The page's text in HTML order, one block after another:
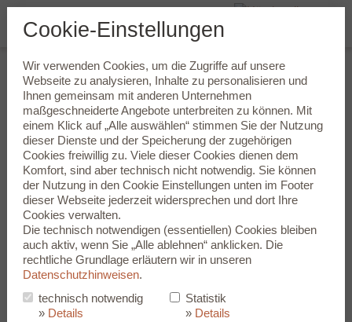
Über Uns
Wir lieben Hören...
Professionelle Hörakustik bedeutet für uns mehr als den
Ausgleich von Hörproblemen. Wir legen besonderen Wert auf
einen umfassenden Service. Für die Beratungsgespräche mit
unseren Kunden nehmen wir uns viel Zeit. Wir hören Ihnen zu.
Dazu kommt ein kostenloser, umfassender Hörtest, der eine
fundierte Grundlage für die Auswahl der passenden Hörgeräte
bietet. Wählen Sie zwischen Hörsystemen, die vollständig von
Ihrer Krankenkasse übernommen werden, und Hörsystemen
der Premiumklasse, die keine Wünsche unerfüllt lassen.
Wir zeigen Ihnen, wie die verschiedenen Hörgeräte
funktionieren und geben Ihnen praktische Tipps für die
Handhabung und Pflege – denn wir wollen, dass Sie mit Ihrem
Cookie-Einstellungen
Wir verwenden Cookies, um die Zugriffe auf unsere
Webseite zu analysieren, Inhalte zu personalisieren und
Ihnen gemeinsam mit anderen Unternehmen
maßgeschneiderte Angebote unterbreiten zu können. Mit
einem Klick auf „Alle auswählen“ stimmen Sie der Nutzung
dieser Dienste und der Speicherung der zugehörigen
Cookies freiwillig zu. Viele dieser Cookies dienen dem
Komfort, sind aber technisch nicht notwendig. Sie können
der Nutzung in den Cookie Einstellungenunten im Footer
dieser Webseite jederzeit widersprechen und dort Ihre
Cookies verwalten.
Die technisch notwendigen (essentiellen) Cookies bleiben
auch aktiv, wenn Sie „Alle ablehnen“ anklicken. Die
rechtliche Grundlage erläutern wir in unseren
Datenschutzhinweisen.
technisch notwendig
» Details
Statistik
» Details